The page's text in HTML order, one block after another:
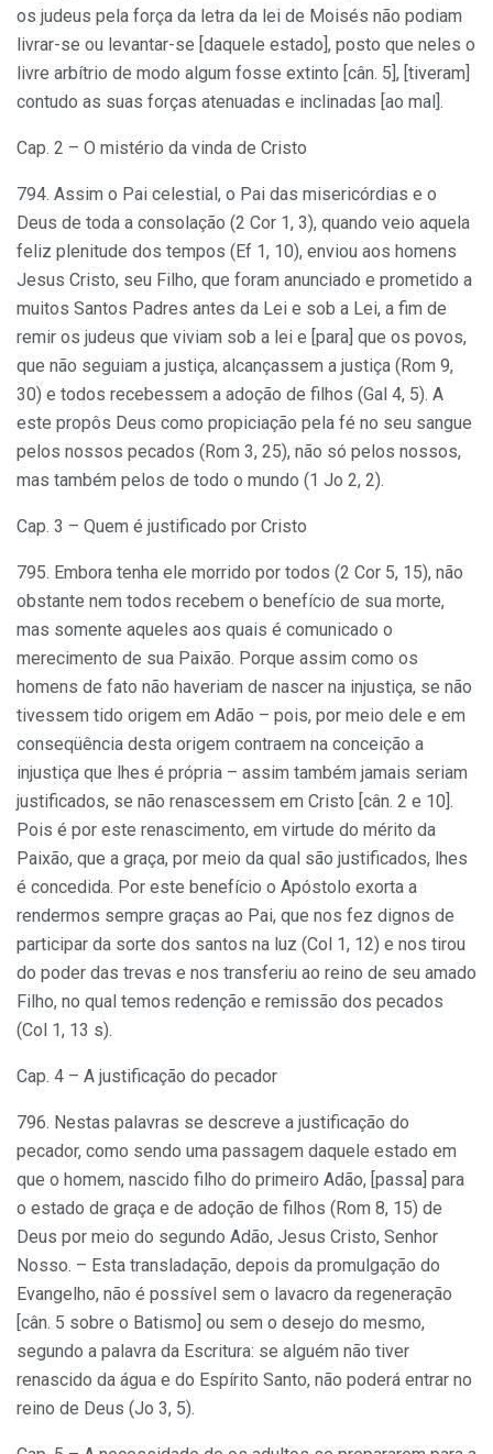
os judeus pela força da letra da lei de Moisés não podiam
livrar-se ou levantar-se [daquele estado], posto que neles o
livre arbítrio de modo algum fosse extinto [cân. 5], [tiveram]
contudo as suas forças atenuadas e inclinadas [ao mal].
Cap. 2 – O mistério da vinda de Cristo
794. Assim o Pai celestial, o Pai das misericórdias e o
Deus de toda a consolação (2 Cor 1, 3), quando veio aquela
feliz plenitude dos tempos (Ef 1, 10), enviou aos homens
Jesus Cristo, seu Filho, que foram anunciado e prometido a
muitos Santos Padres antes da Lei e sob a Lei, a fim de
remir os judeus que viviam sob a lei e [para] que os povos,
que não seguiam a justiça, alcançassem a justiça (Rom 9,
30) e todos recebessem a adoção de filhos (Gal 4, 5). A
este propôs Deus como propiciação pela fé no seu sangue
pelos nossos pecados (Rom 3, 25), não só pelos nossos,
mas também pelos de todo o mundo (1 Jo 2, 2).
Cap. 3 – Quem é justificado por Cristo
795. Embora tenha ele morrido por todos (2 Cor 5, 15), não
obstante nem todos recebem o benefício de sua morte,
mas somente aqueles aos quais é comunicado o
merecimento de sua Paixão. Porque assim como os
homens de fato não haveriam de nascer na injustiça, se não
tivessem tido origem em Adão – pois, por meio dele e em
conseqüência desta origem contraem na conceição a
injustiça que lhes é própria – assim também jamais seriam
justificados, se não renascessem em Cristo [cân. 2 e 10].
Pois é por este renascimento, em virtude do mérito da
Paixão, que a graça, por meio da qual são justificados, lhes
é concedida. Por este benefício o Apóstolo exorta a
rendermos sempre graças ao Pai, que nos fez dignos de
participar da sorte dos santos na luz (Col 1, 12) e nos tirou
do poder das trevas e nos transferiu ao reino de seu amado
Filho, no qual temos redenção e remissão dos pecados
(Col 1, 13 s).
Cap. 4 – A justificação do pecador
796. Nestas palavras se descreve a justificação do
pecador, como sendo uma passagem daquele estado em
que o homem, nascido filho do primeiro Adão, [passa] para
o estado de graça e de adoção de filhos (Rom 8, 15) de
Deus por meio do segundo Adão, Jesus Cristo, Senhor
Nosso. – Esta transladação, depois da promulgação do
Evangelho, não é possível sem o lavacro da regeneração
[cân. 5 sobre o Batismo] ou sem o desejo do mesmo,
segundo a palavra da Escritura: se alguém não tiver
renascido da água e do Espírito Santo, não poderá entrar no
reino de Deus (Jo 3, 5).